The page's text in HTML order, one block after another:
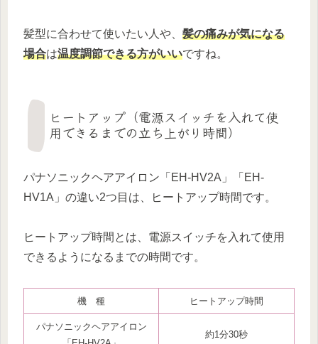
髪型に合わせて使いたい人や、 髪の痛みが気になる
場合は温度調節できる方がいいですね。
ヒートアップ（電源スイッチを入れて使
用できるまでの立ち上がり時間）
パナソニックヘアアイロン「EH-HV2A」「EH-
HV1A」の違い2つ目は、ヒートアップ時間です。
ヒートアップ時間とは、電源スイッチを入れて使用
できるようになるまでの時間です。
機 種 ヒートアップ時間
パナソニックヘアアイロン
約1分30秒